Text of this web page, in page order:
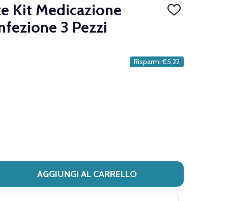
Kit Medicazione
3 Pezzi
AGGIUNGI
Risparmi €5,22
- BENDA RETE KIT MEDICAZIONE OMBELICALE
DI PIC - BENDA RETE KIT MEDICAZIONE OMBELICALE
AGGIUNGI AL CARRELLO